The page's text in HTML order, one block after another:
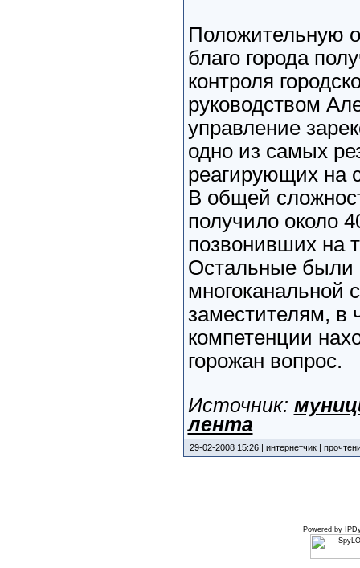
Положительную
благо города
контроля
руководством
управление
одно из самых
реагирующих на
В общей
получило около
позвонивших на
Остальные были
многоканальной
заместителям, в
компетенции
горожан вопрос.
Источник:
лента
29-02-2008 15:26 | интернетчик|
Powered by